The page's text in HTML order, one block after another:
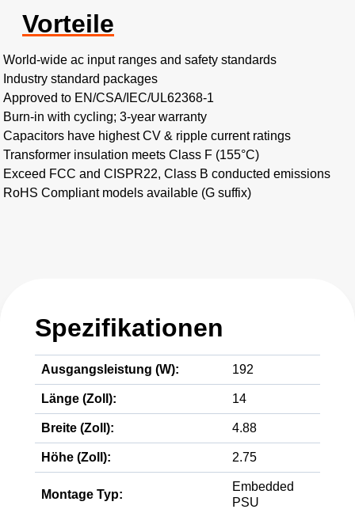
Vorteile
World-wide ac input ranges and safety standards
Industry standard packages
Approved to EN/CSA/IEC/UL62368-1
Burn-in with cycling; 3-year warranty
Capacitors have highest CV & ripple current ratings
Transformer insulation meets Class F (155°C)
Exceed FCC and CISPR22, Class B conducted emissions
RoHS Compliant models available (G suffix)
Spezifikationen
Ausgangsleistung (W): 192
Länge (Zoll): 14
Breite (Zoll): 4.88
Höhe (Zoll): 2.75
Montage Typ:
Embedded
PSU